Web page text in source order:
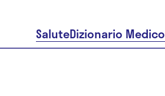
SaluteDizionario Medico